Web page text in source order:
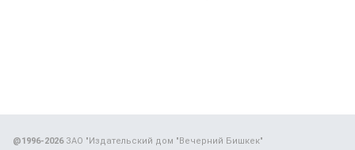
@1996-2026ЗАО "Издательский дом "Вечерний Бишкек"